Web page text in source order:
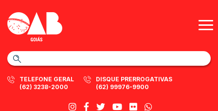
TELEFONE GERAL
(62) 3238-2000
DISQUE PRERROGATIVAS
(62) 99976-9900